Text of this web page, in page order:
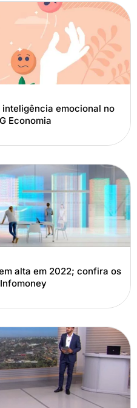
emocional no
Economia
alta em 2022; confira os